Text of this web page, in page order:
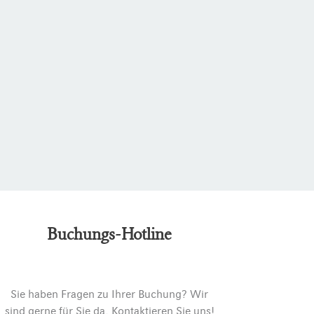
Buchungs-Hotline
Sie haben Fragen zu Ihrer Buchung? Wir
sind gerne für Sie da. Kontaktieren Sie uns!